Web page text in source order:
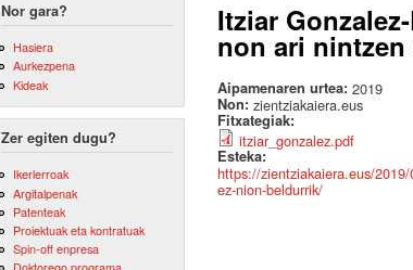
Nor gara?
Hasiera
Aurkezpena
Kideak
Zer egiten dugu?
Ikerlerroak
Argitalpenak
Patenteak
Proiektuak eta kontratuak
Spin-off enpresa
Itziar
non ari
Aipamenaren urtea: 2019
Non: zientziakaiera.eus
Fitxategiak:
itziar_gonzalez.pdf
Esteka:
https://zientziakaiera.eus/
ez-nion-beldurrik/